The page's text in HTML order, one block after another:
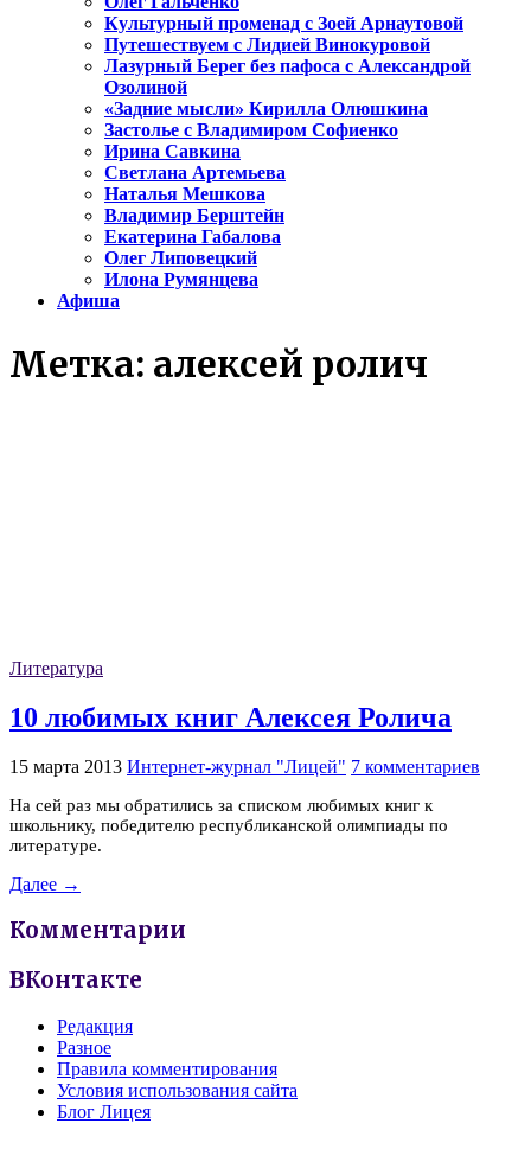
Культурный променад с Зоей Арнаутовой
Путешествуем с Лидией Винокуровой
Лазурный Берег без пафоса с Александрой
Озолиной
«Задние мысли» Кирилла Олюшкина
Застолье с Владимиром Софиенко
Ирина Савкина
Светлана Артемьева
Наталья Мешкова
Владимир Берштейн
Екатерина Габалова
Олег Липовецкий
Илона Румянцева
Афиша
Метка: алексей ролич
Литература
10 любимых книг Алексея Ролича
15 марта 2013 Интернет-журнал "Лицей" 7 комментариев
На сей раз мы обратились за списком любимых книг к
школьнику, победителю республиканской олимпиады по
литературе.
Далее →
Комментарии
ВКонтакте
Редакция
Разное
Правила комментирования
Условия использования сайта
Блог Лицея